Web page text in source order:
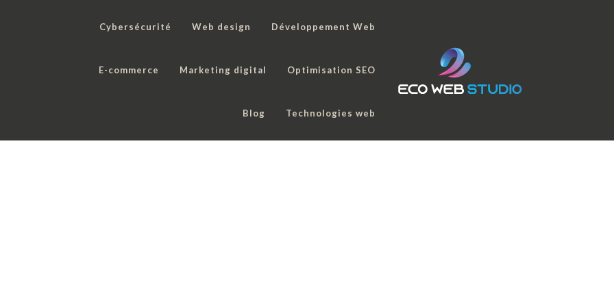
Développement Web
Web design
Cybersécurité
Optimisation SEO
Marketing digital
E-commerce
Technologies web
Blog